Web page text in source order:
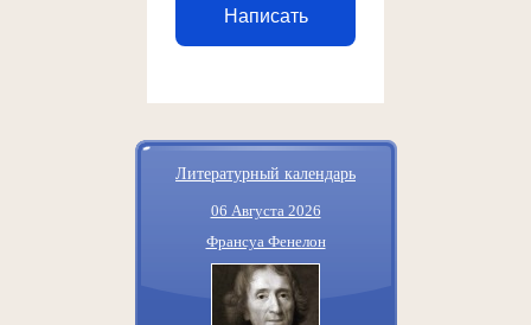
Написать
Литературный календарь
06 Августа 2026
Франсуа Фенелон